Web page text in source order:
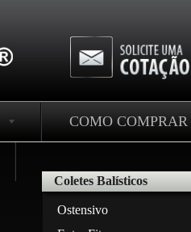
COMO COMPRAR
Coletes Balísticos
Ostensivo